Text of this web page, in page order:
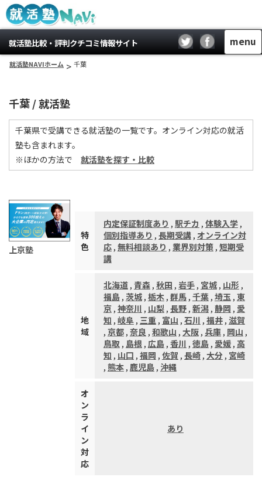
就活塾比較・評判クチコミ情報サイト menu
就活塾NAVIホーム > 千葉
千葉 / 就活塾
千葉県で受講できる就活塾の一覧です。オンライン対応の就活
塾も含まれます。
※ほかの方法で 就活塾を探す・比較
上京塾
特
色
内定保証制度あり , 駅チカ , 体験入学,
個別指導あり , 長期受講, オンライン対
応, 無料相談あり , 業界別対策, 短期受
講
地
域
北海道, 青森, 秋田 , 岩手, 宮城, 山形 ,
福島, 茨城, 栃木, 群馬, 千葉, 埼玉, 東
京, 神奈川 , 山梨, 長野, 新潟, 静岡 , 愛
知 , 岐阜, 三重, 富山 , 石川 , 福井, 滋賀
, 京都, 奈良 , 和歌山 , 大阪, 兵庫, 岡山 ,
鳥取, 島根, 広島, 香川 , 徳島, 愛媛, 高
知 , 山口 , 福岡 , 佐賀 , 長崎, 大分, 宮崎
, 熊本, 鹿児島, 沖縄
オ
ン
ラ
イ
ン
対
応
あり